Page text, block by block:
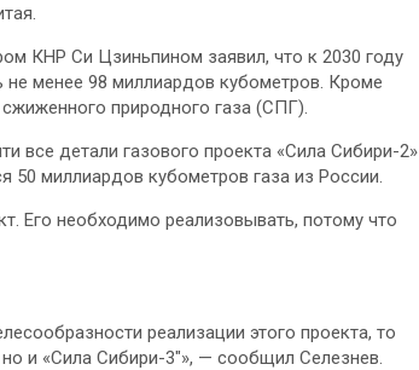
КНР Си Цзиньпином заявил, что к 2030 году
не менее 98 миллиардов кубометров. Кроме
природного газа (СПГ).
все детали газового проекта «Сила Сибири-2»
миллиардов кубометров газа из России.
Его необходимо реализовывать, потому что
реализации этого проекта, то
и «Сила Сибири-3″», — сообщил Селезнев.